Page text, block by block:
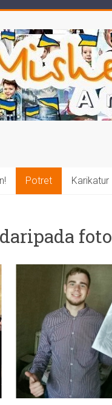
Potret Karikatur
foto